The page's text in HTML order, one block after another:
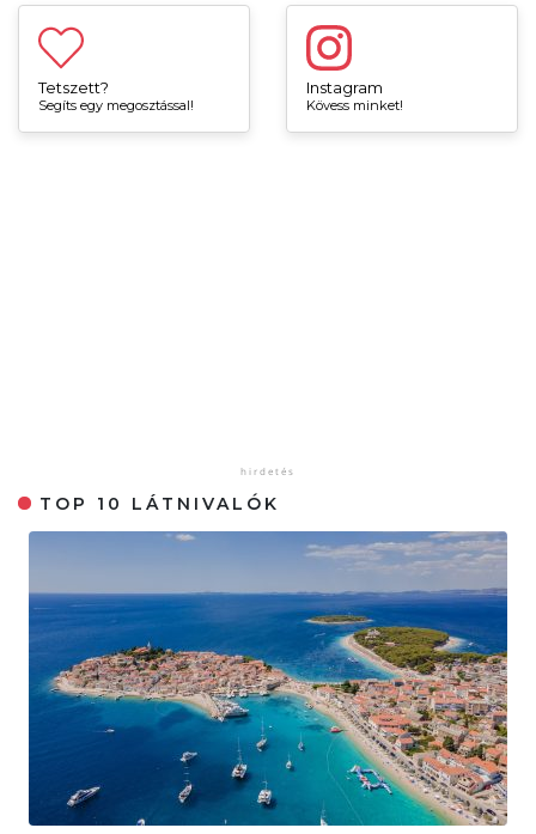
Tetszett?
Segíts egy megosztással!
Instagram
Kövess minket!
TOP 10 LÁTNIVALÓK